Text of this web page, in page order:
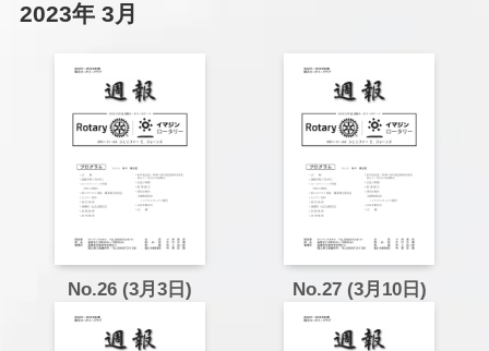
2023年 3月
No.26 (3月3日) No.27 (3月10日)